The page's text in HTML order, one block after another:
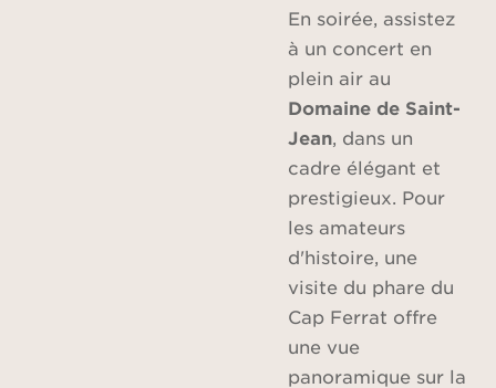
En soirée, assistez
à un concert en
plein air au
Domaine de Saint-
Jean , dans un
cadre élégant et
prestigieux. Pour
les amateurs
d'histoire, une
visite du phare du
Cap Ferrat offre
une vue
panoramique sur la